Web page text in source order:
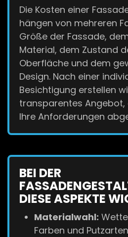
Die Kosten einer
hängen von mehreren
Größe der Fassade,
Material, dem Zustand
Oberfläche und dem
Design. Nach einer
Besichtigung erstellen
transparentes
Ihre Anforderungen
BEI DER
DIESE ASPEKTE
Materialwahl:
Farben und